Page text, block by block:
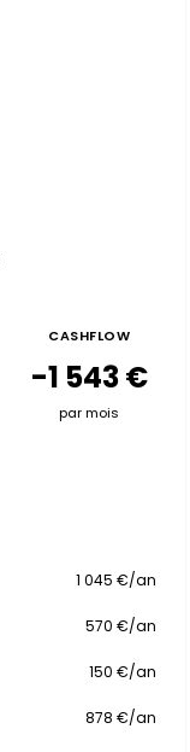
CASHFLOW
-1 543 €
par mois
1 045 €/an
570 €/an
150 €/an
878 €/an